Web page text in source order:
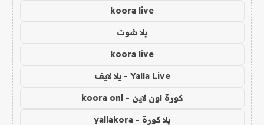
koora live
يلا شوت
koora live
Yalla Live - يلا لايف
كورة اون لاين - koora onl
يلا كورة - yallakora